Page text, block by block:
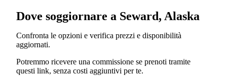
Dove soggiornare a Seward, Alaska
Confronta le opzioni e verifica prezzi e disponibilità
aggiornati.
Potremmo ricevere una commissione se prenoti tramite
questi link, senza costi aggiuntivi per te.